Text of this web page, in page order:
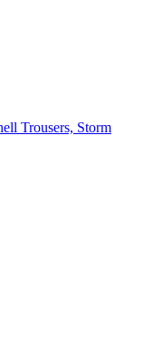
Trousers, Storm